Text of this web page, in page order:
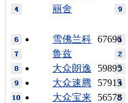
丽舍
67696
雪佛兰科
鲁兹
59895
大众朗逸
57915
大众速腾
56578
大众宝来